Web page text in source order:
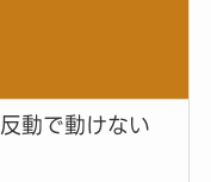
反動で動けない